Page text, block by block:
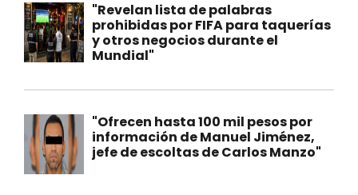
"Revelan lista de palabras
prohibidas por FIFA para taquerías
y otros negocios durante el
Mundial"
"Ofrecen hasta 100 mil pesos por
información de Manuel Jiménez,
jefe de escoltas de Carlos Manzo"